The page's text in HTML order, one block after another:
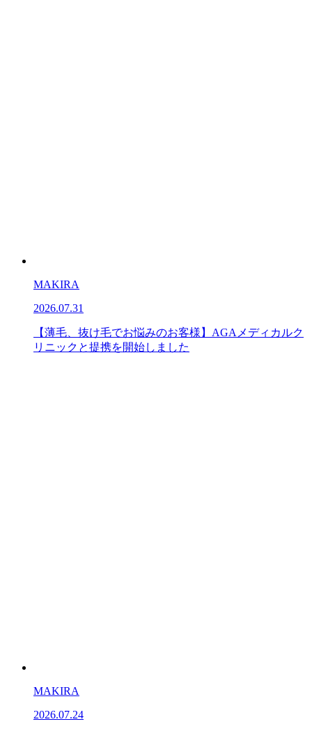
MAKIRA
2026.07.31
【薄毛、抜け毛でお悩みのお客様】AGAメディカルク
リニックと提携を開始しました
MAKIRA
2026.07.24